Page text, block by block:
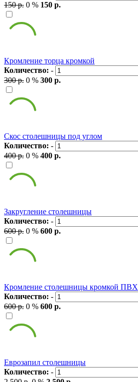
150 р. 0 % 150 р.
Кромление торца кромкой
Количество: -
300 р. 0 % 300 р.
Скос столешницы под углом
Количество: -
400 р. 0 % 400 р.
Закругление столешницы
Количество: -
600 р. 0 % 600 р.
Кромление столешницы кромкой ПВХ
Количество: -
600 р. 0 % 600 р.
Еврозапил столешницы
Количество: -